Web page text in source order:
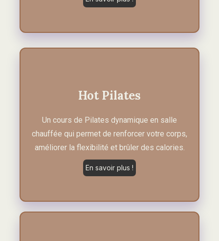
Hot Pilates
Un cours de Pilates dynamique en salle
chauffée qui permet de renforcer votre corps,
améliorer la flexibilité et brûler des calories.
En savoir plus !